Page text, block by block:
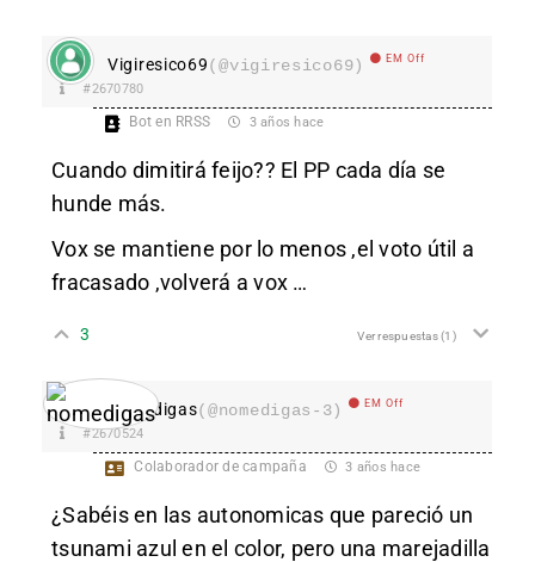
Vigiresico69(@vigiresico69) EM Off
#2670780
Bot en RRSS 3 años hace
Cuando dimitirá feijo?? El PP cada día se
hunde más.
Vox se mantiene por lo menos ,el voto útil a
fracasado ,volverá a vox …
3 Ver respuestas(1)
nomedigas(@nomedigas-3) EM Off
#2670524
Colaborador de campaña 3 años hace
¿Sabéis en las autonomicas que pareció un
tsunami azul en el color, pero una marejadilla